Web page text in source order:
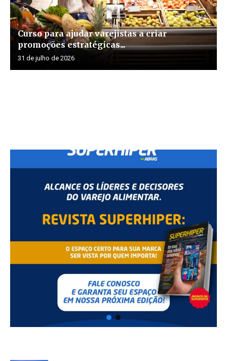
Curso para ajudar varejistas a criar
promoções estratégicas...
31 de julho de 2026